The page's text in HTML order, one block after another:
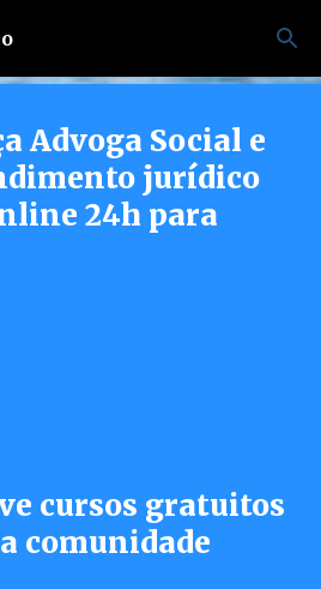
o conteúdo principal
Advoga Social e
jurídico
24h para
cursos gratuitos
comunidade